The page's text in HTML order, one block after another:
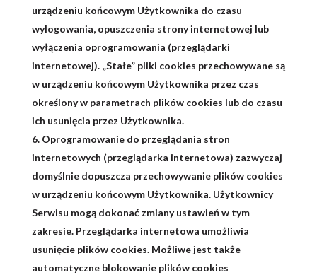
urządzeniu końcowym Użytkownika do czasu
wylogowania, opuszczenia strony internetowej lub
wyłączenia oprogramowania (przeglądarki
internetowej). „Stałe” pliki cookies przechowywane są
w urządzeniu końcowym Użytkownika przez czas
określony w parametrach plików cookies lub do czasu
ich usunięcia przez Użytkownika.
Oprogramowanie do przeglądania stron
internetowych (przeglądarka internetowa) zazwyczaj
domyślnie dopuszcza przechowywanie plików cookies
w urządzeniu końcowym Użytkownika. Użytkownicy
Serwisu mogą dokonać zmiany ustawień w tym
zakresie. Przeglądarka internetowa umożliwia
usunięcie plików cookies. Możliwe jest także
automatyczne blokowanie plików cookies